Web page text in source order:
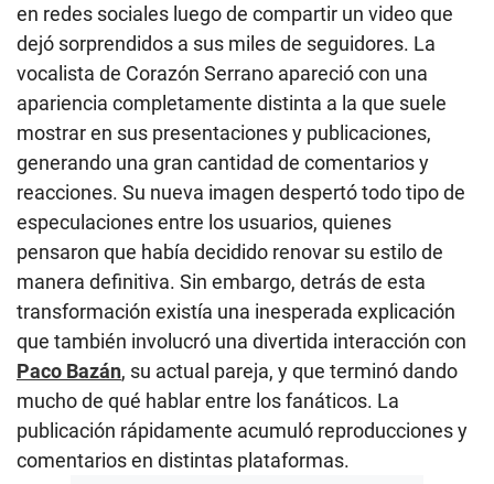
en redes sociales luego de compartir un video que
dejó sorprendidos a sus miles de seguidores. La
vocalista de Corazón Serrano apareció con una
apariencia completamente distinta a la que suele
mostrar en sus presentaciones y publicaciones,
generando una gran cantidad de comentarios y
reacciones. Su nueva imagen despertó todo tipo de
especulaciones entre los usuarios, quienes
pensaron que había decidido renovar su estilo de
manera definitiva. Sin embargo, detrás de esta
transformación existía una inesperada explicación
que también involucró una divertida interacción con
Paco Bazán, su actual pareja, y que terminó dando
mucho de qué hablar entre los fanáticos. La
publicación rápidamente acumuló reproducciones y
comentarios en distintas plataformas.